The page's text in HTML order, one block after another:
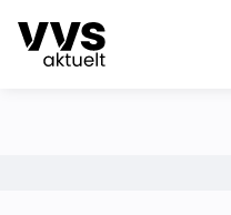
Kategorier